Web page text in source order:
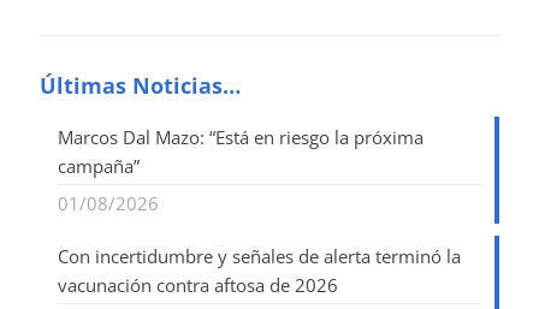
Últimas Noticias…
Marcos Dal Mazo: “Está en riesgo la próxima
campaña”
01/08/2026
Con incertidumbre y señales de alerta terminó la
vacunación contra aftosa de 2026